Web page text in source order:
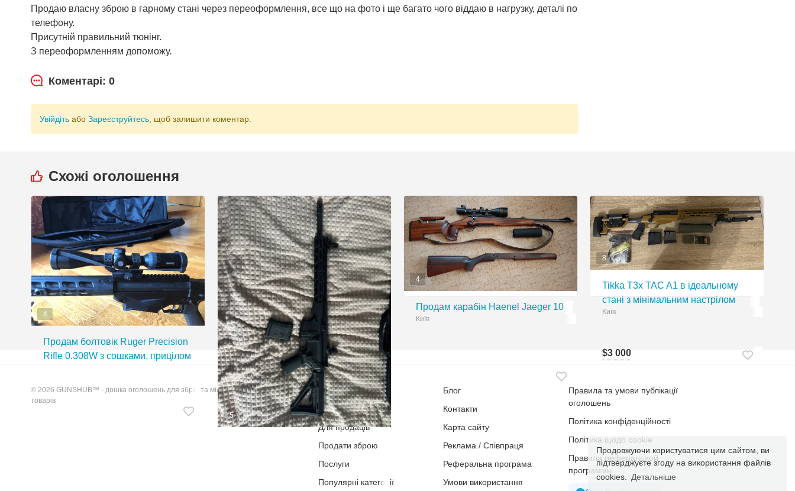
Продовжуючи користуватися цим сайтом, ви
підтверджуєте згоду на використання файлів
cookies.
Детальніше
Продаю власну зброю в гарному стані через переоформлення, все що на фото і ще багато чого віддаю в нагрузку, деталі по
телефону.
Присутній правильний тюнінг.
З переоформленням допоможу.
Коментарі: 0
Увійдіть або Зареєструйтесь , щоб залишити коментар.
Схожі оголошення
4
Продам болтовік Ruger Precision
Rifle 0.308W з сошками, прицілом
Київ
5
Diamondback DB15 BLACK, кал.
4
Продам карабін Haenel Jaeger 10
Київ
8
Tikka T3x TAC A1 в ідеальному
стані з мінімальним настрілом
Київ
$3 000
© 2026 GUNSHUB™ - дошка оголошень для зброї та мілітарі
товарів
Оголошення
Магазини
Для продаців
Продати зброю
Послуги
Популярні категорії
Блог
Контакти
Карта сайту
Реклама / Співпраця
Реферальна програма
Умови використання
Правила та умови публікації
оголошень
Політика конфіденційності
Політика щодо cookie
Правила реферальной
программы